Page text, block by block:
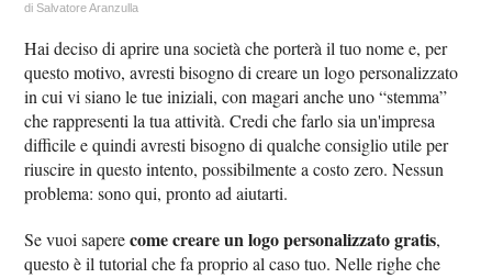
diSalvatore Aranzulla
Hai deciso di aprire una società che porterà il tuo nome e, per
questo motivo, avresti bisogno di creare un logo personalizzato
in cui vi siano le tue iniziali, con magari anche uno “stemma”
che rappresenti la tua attività. Credi che farlo sia un'impresa
difficile e quindi avresti bisogno di qualche consiglio utile per
riuscire in questo intento, possibilmente a costo zero. Nessun
problema: sono qui, pronto ad aiutarti.
Se vuoi saperecome creare un logo personalizzato gratis,
questo è il tutorial che fa proprio al caso tuo. Nelle righe che